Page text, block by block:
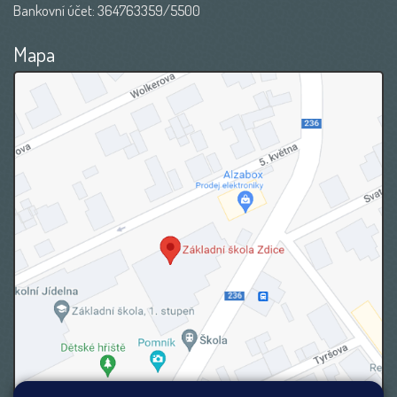
Bankovní účet: 364763359/5500
Mapa